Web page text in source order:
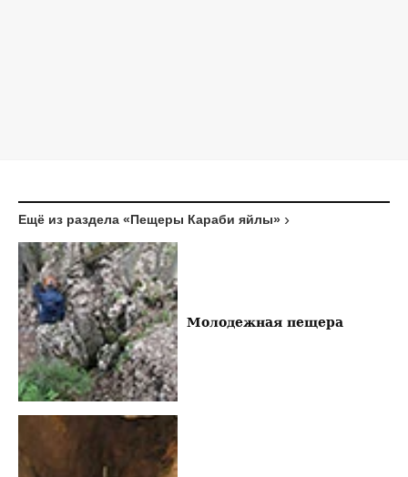
Ещё из раздела «Пещеры Караби яйлы»
Молодежная пещера